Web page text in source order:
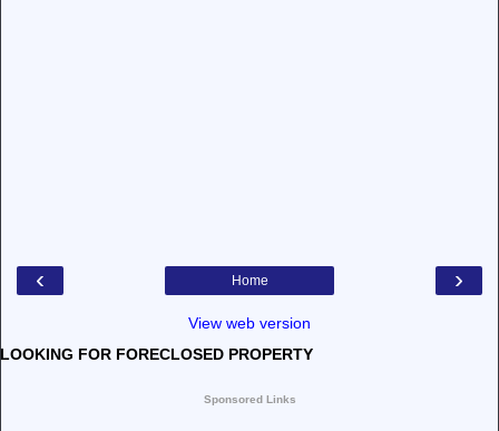
‹ ›
Home
View web version
LOOKING FOR FORECLOSED PROPERTY
Sponsored Links